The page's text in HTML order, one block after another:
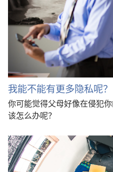
我能不能有更多隐私呢？
你可能觉得父母好像在侵犯
该怎么办呢？